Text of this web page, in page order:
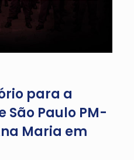
para a
São Paulo PM-
Maria em